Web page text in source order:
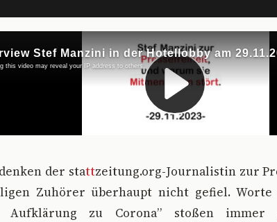
der stattzeitung.org-Journalistin zur
Zuhörer überhaupt nicht gefiel. Worte
Aufklärung zu Corona” stoßen